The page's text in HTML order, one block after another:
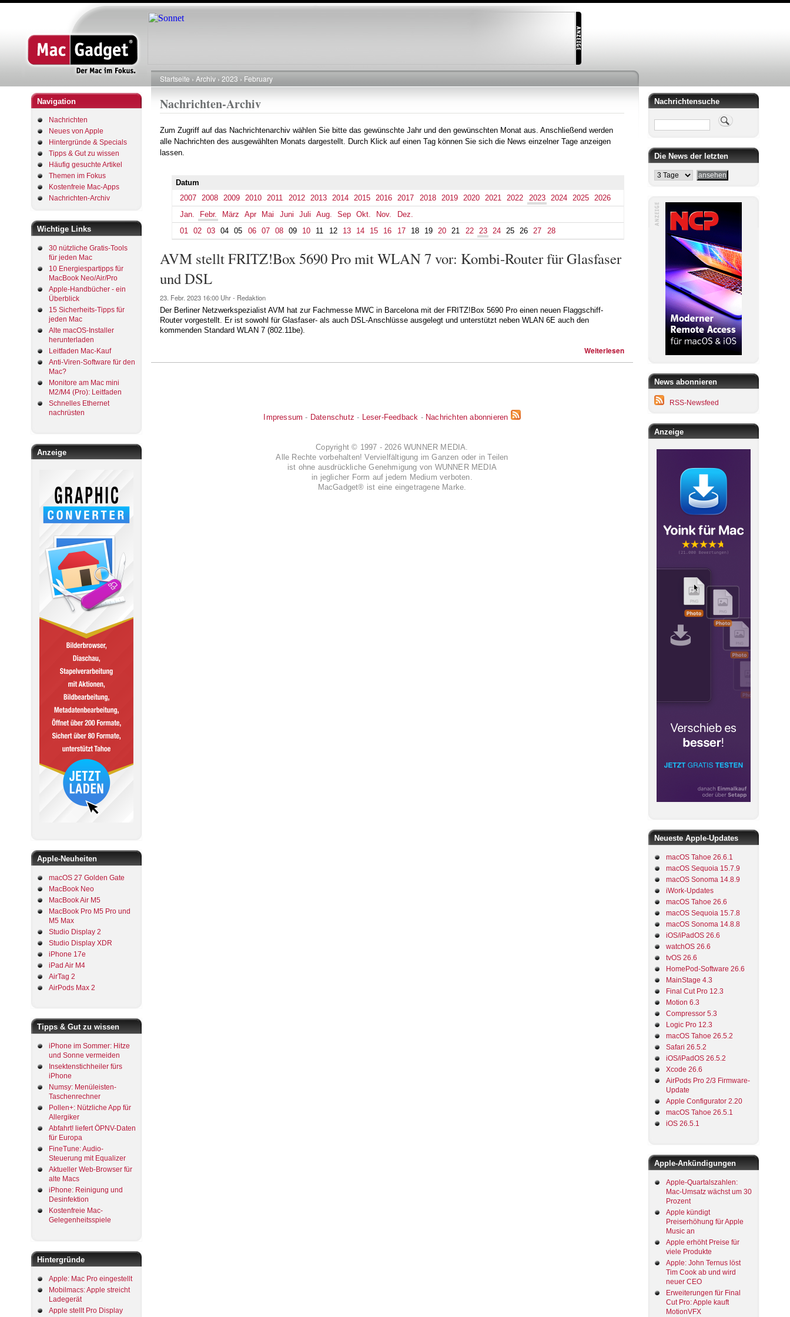
Direkt
Navigation
Nachrichten
Neues von Apple
Hintergründe & Specials
Tipps & Gut zu wissen
Häufig gesuchte Artikel
Themen im Fokus
Kostenfreie Mac-Apps
Nachrichten-Archiv
Wichtige Links
30 nützliche Gratis-Tools
für jeden Mac
10 Energiespartipps für
MacBook Neo/Air/Pro
Apple-Handbücher - ein
Überblick
15 Sicherheits-Tipps für
jeden Mac
Alte macOS-Installer
herunterladen
Leitfaden Mac-Kauf
Anti-Viren-Software für den
Mac?
Monitore am Mac mini
M2/M4 (Pro): Leitfaden
Schnelles Ethernet
nachrüsten
Anzeige
Apple-Neuheiten
macOS 27 Golden Gate
MacBook Neo
MacBook Air M5
MacBook Pro M5 Pro und
M5 Max
Studio Display 2
Studio Display XDR
iPhone 17e
iPad Air M4
AirTag 2
AirPods Max 2
Tipps & Gut zu wissen
iPhone im Sommer: Hitze
und Sonne vermeiden
Insektenstichheiler fürs
iPhone
Numsy: Menüleisten-
Taschenrechner
Pollen+: Nützliche App für
Allergiker
Abfahrt! liefert ÖPNV-Daten
für Europa
FineTune: Audio-
Steuerung mit Equalizer
Aktueller Web-Browser für
alte Macs
iPhone: Reinigung und
Desinfektion
Kostenfreie Mac-
Gelegenheitsspiele
Hintergründe
Apple: Mac Pro eingestellt
Mobilmacs: Apple streicht
Ladegerät
Apple stellt Pro Display
Pfadnavigation
Startseite Archiv 2023 February
Nachrichten-Archiv
Zum Zugriff auf das Nachrichtenarchiv wählen Sie bitte das gewünschte Jahr und den gewünschten Monat aus. Anschließend werden
alle Nachrichten des ausgewählten Monats dargestellt. Durch Klick auf einen Tag können Sie sich die News einzelner Tage anzeigen
lassen.
Datum
2007
2008 2009 2010 2011 2012 2013 2014 2015 2016 2017 2018 2019 2020 2021 2022 2023 2024 2025
2026
Jan.
Febr. März Apr Mai Juni Juli Aug. Sep Okt. Nov.
Dez.
01
02 03 04 05 06 07 08 09 10 11 12 13 14 15 16 17 18 19 20 21 22 23 24 25 26 27 28
AVM stellt FRITZ!Box 5690 Pro mit WLAN 7 vor: Kombi-Router für Glasfaser
und DSL
23. Febr. 2023 16:00 Uhr - Redaktion
Der Berliner Netzwerkspezialist AVM hat zur Fachmesse MWC in Barcelona mit der FRITZ!Box 5690 Pro einen neuen Flaggschiff-
Router vorgestellt. Er ist sowohl für Glasfaser- als auch DSL-Anschlüsse ausgelegt und unterstützt neben WLAN 6E auch den
kommenden Standard WLAN 7 (802.11be).
Weiterlesen
Impressum - Datenschutz - Leser-Feedback - Nachrichten abonnieren
Copyright © 1997 - 2026 WUNNER MEDIA.
Alle Rechte vorbehalten! Vervielfältigung im Ganzen oder in Teilen
ist ohne ausdrückliche Genehmigung von WUNNER MEDIA
in jeglicher Form auf jedem Medium verboten.
MacGadget® ist eine eingetragene Marke.
Nachrichtensuche
Suche
Die News der letzten
News abonnieren
RSS-Newsfeed
Anzeige
Neueste Apple-Updates
macOS Tahoe 26.6.1
macOS Sequoia 15.7.9
macOS Sonoma 14.8.9
iWork-Updates
macOS Tahoe 26.6
macOS Sequoia 15.7.8
macOS Sonoma 14.8.8
iOS/iPadOS 26.6
watchOS 26.6
tvOS 26.6
HomePod-Software 26.6
MainStage 4.3
Final Cut Pro 12.3
Motion 6.3
Compressor 5.3
Logic Pro 12.3
macOS Tahoe 26.5.2
Safari 26.5.2
iOS/iPadOS 26.5.2
Xcode 26.6
AirPods Pro 2/3 Firmware-
Update
Apple Configurator 2.20
macOS Tahoe 26.5.1
iOS 26.5.1
Apple-Ankündigungen
Apple-Quartalszahlen:
Mac-Umsatz wächst um 30
Prozent
Apple kündigt
Preiserhöhung für Apple
Music an
Apple erhöht Preise für
viele Produkte
Apple: John Ternus löst
Tim Cook ab und wird
neuer CEO
Erweiterungen für Final
Cut Pro: Apple kauft
MotionVFX